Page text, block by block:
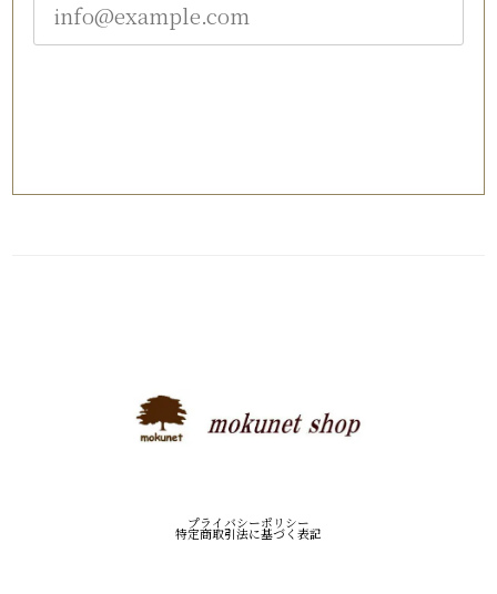
プライバシーポリシー
特定商取引法に基づく表記